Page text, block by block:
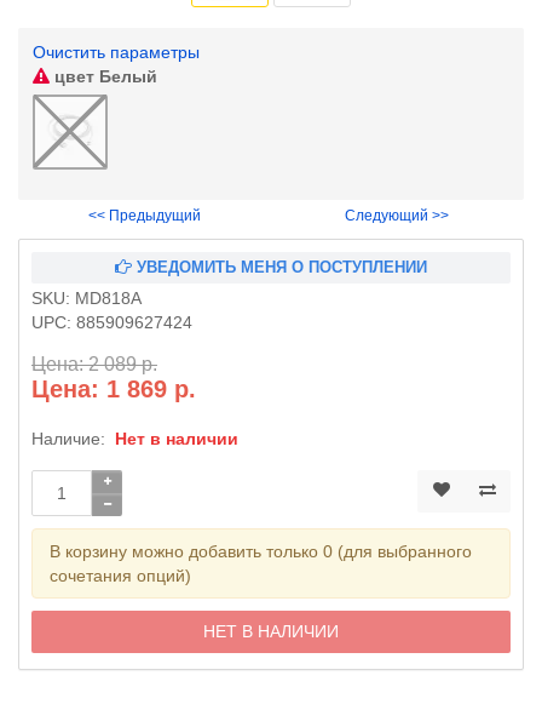
Очистить параметры
цвет Белый
<< Предыдущий Следующий >>
УВЕДОМИТЬ МЕНЯ О ПОСТУПЛЕНИИ
SKU: MD818A
UPC: 885909627424
Цена: 2 089 р.
Цена: 1 869 р.
Наличие: Нет в наличии
В корзину можно добавить только 0 (для выбранного
сочетания опций)
НЕТ В НАЛИЧИИ